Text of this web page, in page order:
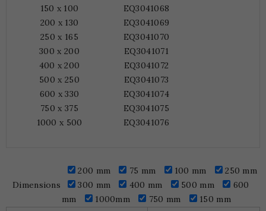
150 x 100
EQ3041068
200 x 130
EQ3041069
250 x 165
EQ3041070
300 x 200
EQ3041071
400 x 200
EQ3041072
500 x 250
EQ3041073
600 x 330
EQ3041074
750 x 375
EQ3041075
1000 x 500
EQ3041076
Dimensions
200 mm 75 mm 100 mm
250 mm
300 mm
400 mm 500 mm
600
mm
1000mm 750 mm
150 mm